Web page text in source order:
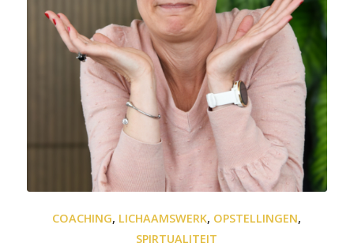
COACHING, LICHAAMSWERK, OPSTELLINGEN,
SPIRTUALITEIT